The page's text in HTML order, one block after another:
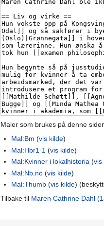
Maler som brukes på denne
Mal:Bm (vis kilde)
Mal:Hbr1-1 (vis kilde)
Mal:Kvinner i lokalhistoria (vis
Mal:Nb.no (vis kilde)
Mal:Thumb (vis kilde)
Tilbake til Maren Cathrine Dahl